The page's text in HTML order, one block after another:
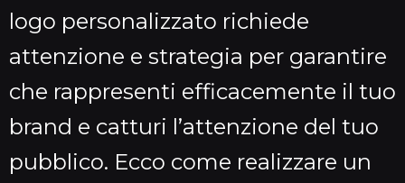
logo personalizzato richiede
attenzione e strategia per garantire
che rappresenti efficacemente il tuo
brand e catturi l’attenzione del tuo
pubblico. Ecco come realizzare un